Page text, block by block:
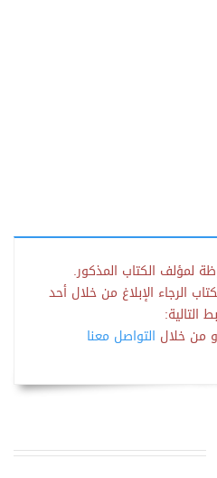
لمؤلف الكتاب المذكور.
الرجاء الإبلاغ من خلال أحد
التالية:
من خلال التواصل معنا